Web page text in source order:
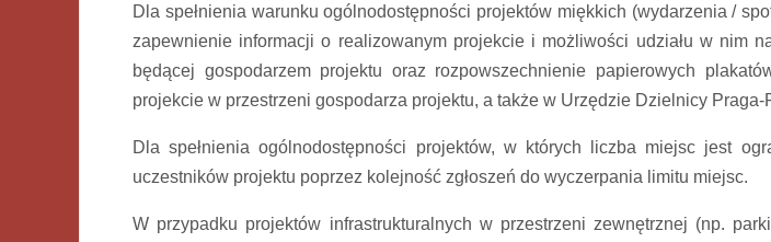
Dla spełnienia warunku ogólnodostępności projektów miękkich (wydarzenia /
zapewnienie informacji o realizowanym projekcie i możliwości udziału w nim
będącej gospodarzem projektu oraz rozpowszechnienie papierowych
projekcie w przestrzeni gospodarza projektu, a także w Urzędzie Dzielnicy Praga-
Dla spełnienia ogólnodostępności projektów, w których liczba miejsc jest
uczestników projektu poprzez kolejność zgłoszeń do wyczerpania limitu miejsc.
W przypadku projektów infrastrukturalnych w przestrzeni zewnętrznej (np.